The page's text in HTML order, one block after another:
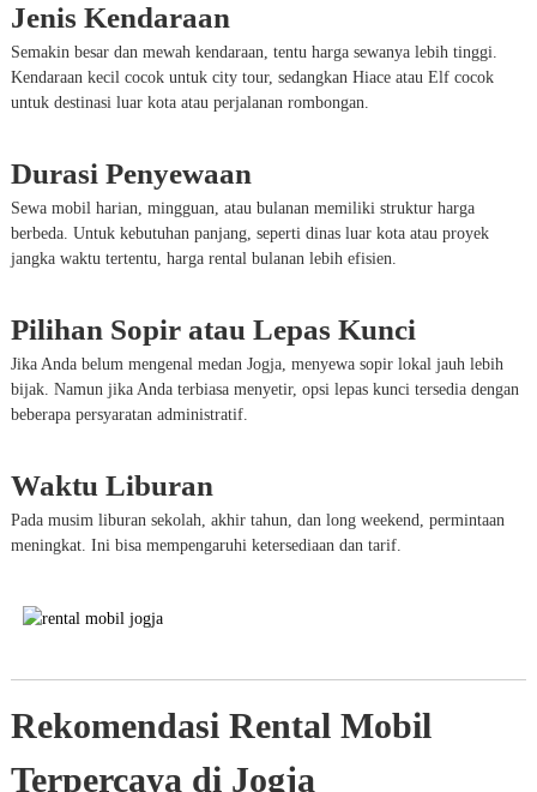
Jenis Kendaraan
Semakin besar dan mewah kendaraan, tentu harga sewanya lebih tinggi.
Kendaraan kecil cocok untuk city tour, sedangkan Hiace atau Elf cocok
untuk destinasi luar kota atau perjalanan rombongan.
Durasi Penyewaan
Sewa mobil harian, mingguan, atau bulanan memiliki struktur harga
berbeda. Untuk kebutuhan panjang, seperti dinas luar kota atau proyek
jangka waktu tertentu, harga rental bulanan lebih efisien.
Pilihan Sopir atau Lepas Kunci
Jika Anda belum mengenal medan Jogja, menyewa sopir lokal jauh lebih
bijak. Namun jika Anda terbiasa menyetir, opsi lepas kunci tersedia dengan
beberapa persyaratan administratif.
Waktu Liburan
Pada musim liburan sekolah, akhir tahun, dan long weekend, permintaan
meningkat. Ini bisa mempengaruhi ketersediaan dan tarif.
Rekomendasi Rental Mobil
Terpercaya di Jogja